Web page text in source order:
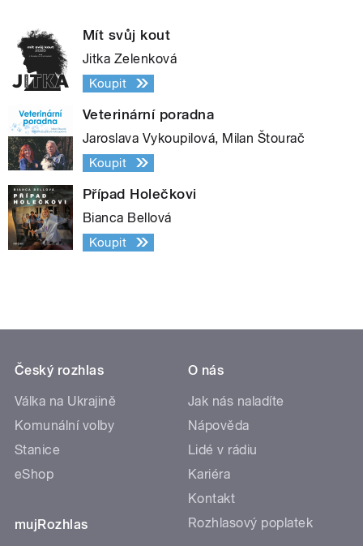
Mít svůj kout
Jitka Zelenková
Koupit
Veterinární poradna
Jaroslava Vykoupilová, Milan Štourač
Koupit
Případ Holečkovi
Bianca Bellová
Koupit
Český rozhlas
Válka na Ukrajině
Komunální volby
Stanice
eShop
mujRozhlas
O nás
Jak nás naladíte
Nápověda
Lidé v rádiu
Kariéra
Kontakt
Rozhlasový poplatek